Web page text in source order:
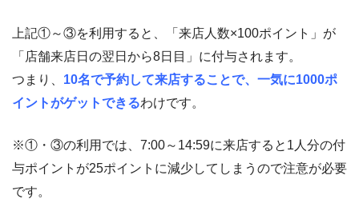
上記①～③を利用すると、「来店人数×100ポイント」が
「店舗来店日の翌日から8日目」に付与されます。
つまり、 10名で予約して来店することで、一気に1000ポ
イントがゲットできるわけです。
※①・③の利用では、7:00～14:59に来店すると1人分の付
与ポイントが25ポイントに減少してしまうので注意が必要
です。